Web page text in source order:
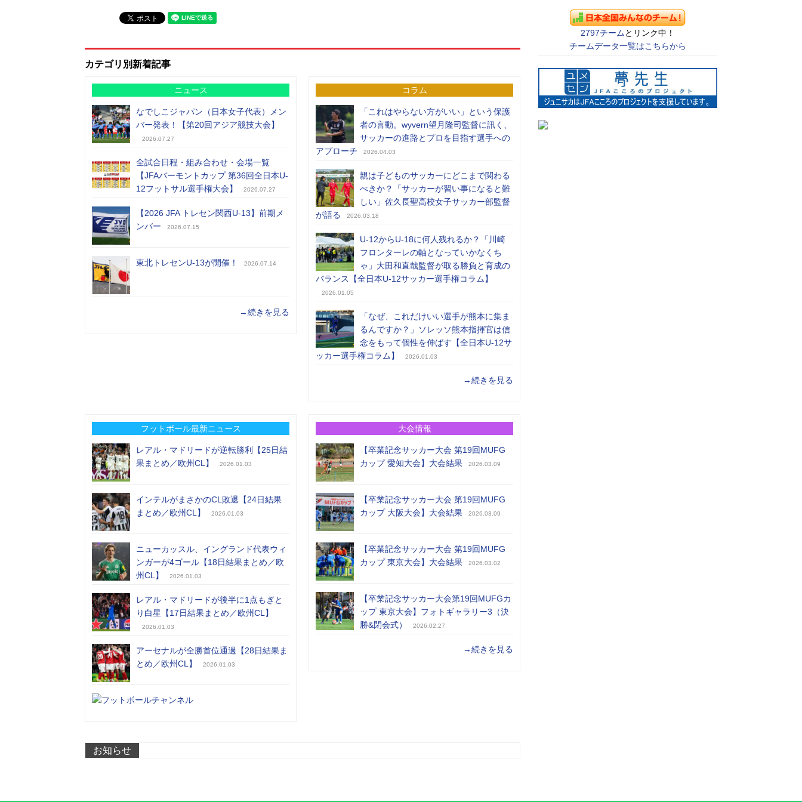
カテゴリ別新着記事
ニュース
なでしこジャパン（日本女子代表）メン
バー発表！【第20回アジア競技大会】
2026.07.27
全試合日程・組み合わせ・会場一覧
【JFAバーモントカップ 第36回全日本U-
12フットサル選手権大会】
2026.07.27
【2026 JFA トレセン関西U-13】前期メ
ンバー
2026.07.15
東北トレセンU-13が開催！ 2026.07.14
→続きを見る
コラム
「これはやらない方がいい」という保護
者の言動。wyvern望月隆司監督に訊く、
サッカーの進路とプロを目指す選手への
アプローチ
2026.04.03
親は子どものサッカーにどこまで関わる
べきか？「サッカーが習い事になると難
しい」佐久長聖高校女子サッカー部監督
が語る
2026.03.18
U-12からU-18に何人残れるか？「川崎
フロンターレの軸となっていかなくち
ゃ」大田和直哉監督が取る勝負と育成の
バランス【全日本U-12サッカー選手権コラム】
2026.01.05
「なぜ、これだけいい選手が熊本に集ま
るんですか？」ソレッソ熊本指揮官は信
念をもって個性を伸ばす【全日本U-12サ
ッカー選手権コラム】
2026.01.03
→続きを見る
フットボール最新ニュース
レアル・マドリードが逆転勝利【25日結
果まとめ／欧州CL】
2026.01.03
インテルがまさかのCL敗退【24日結果
まとめ／欧州CL】
2026.01.03
ニューカッスル、イングランド代表ウィ
ンガーが4ゴール【18日結果まとめ／欧
州CL】
2026.01.03
レアル・マドリードが後半に1点もぎと
り白星【17日結果まとめ／欧州CL】
2026.01.03
アーセナルが全勝首位通過【28日結果ま
とめ／欧州CL】
2026.01.03
大会情報
【卒業記念サッカー大会 第19回MUFG
カップ 愛知大会】大会結果
2026.03.09
【卒業記念サッカー大会 第19回MUFG
カップ 大阪大会】大会結果
2026.03.09
【卒業記念サッカー大会 第19回MUFG
カップ 東京大会】大会結果
2026.03.02
【卒業記念サッカー大会第19回MUFGカ
ップ 東京大会】フォトギャラリー3（決
勝&閉会式）
2026.02.27
→続きを見る
お知らせ
2797チーム とリンク中！
チームデータ一覧はこちらから